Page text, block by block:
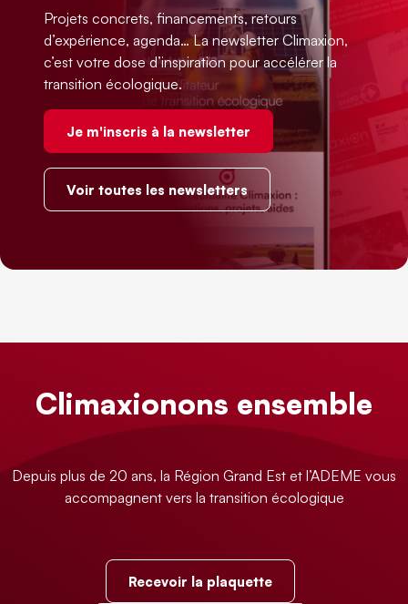
Projets concrets, financements, retours
d’expérience, agenda… La newsletter Climaxion,
c’est votre dose d’inspiration pour accélérer la
transition écologique.
Je m'inscris à la newsletter
Voir toutes les newsletters
Climaxionons ensemble
Depuis plus de 20 ans, la Région Grand Est et l’ADEME vous
accompagnent vers la transition écologique
Recevoir la plaquette